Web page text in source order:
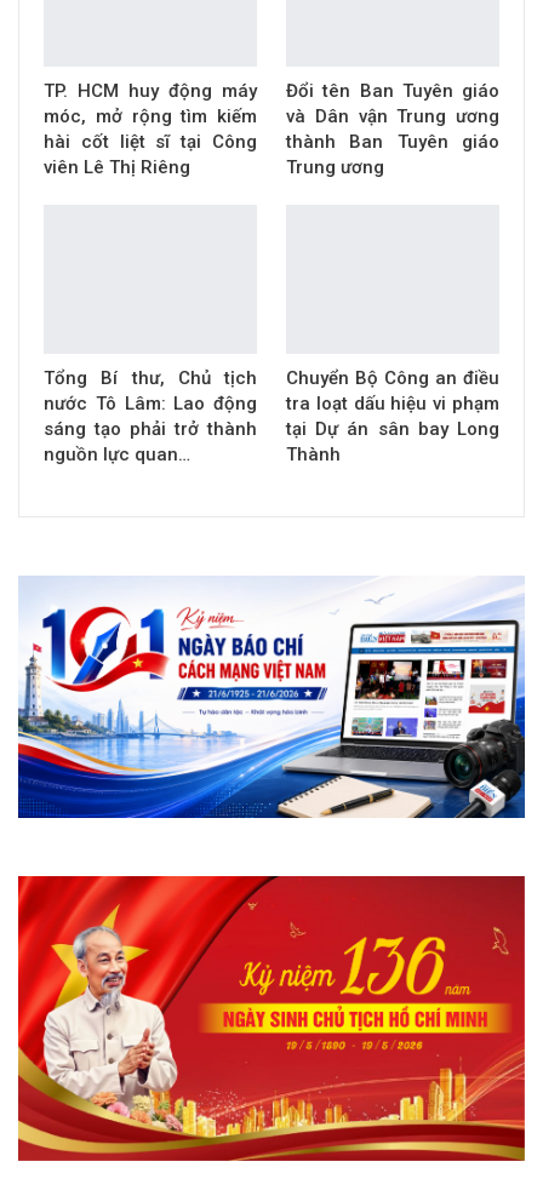
TP. HCM huy động máy
móc, mở rộng tìm kiếm
hài cốt liệt sĩ tại Công
viên Lê Thị Riêng
Đổi tên Ban Tuyên giáo
và Dân vận Trung ương
thành Ban Tuyên giáo
Trung ương
Tổng Bí thư, Chủ tịch
nước Tô Lâm: Lao động
sáng tạo phải trở thành
nguồn lực quan…
Chuyển Bộ Công an điều
tra loạt dấu hiệu vi phạm
tại Dự án sân bay Long
Thành